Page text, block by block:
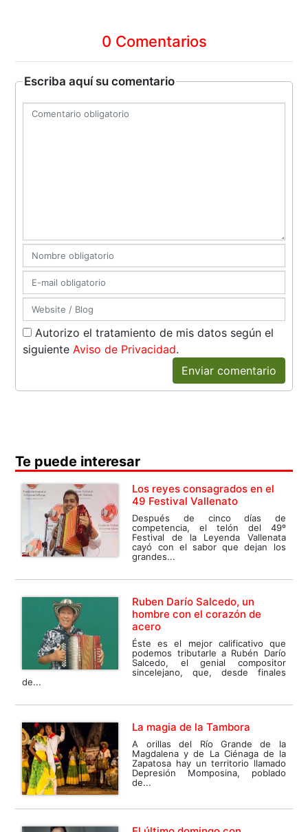
0 Comentarios
Escriba aquí su comentario
Autorizo el tratamiento de mis datos según el
siguienteAviso de Privacidad.
Enviar comentario
Te puede interesar
Los reyes consagrados en el
49 Festival Vallenato
Después de cinco días de
competencia, el telón del 49º
Festival de la Leyenda Vallenata
cayó con el sabor que dejan los
grandes...
Ruben Darío Salcedo, un
hombre con el corazón de
acero
Éste es el mejor calificativo que
podemos tributarle a Rubén Darío
Salcedo, el genial compositor
sincelejano, que, desde finales
de...
La magia de la Tambora
A orillas del Río Grande de la
Magdalena y de La Ciénaga de la
Zapatosa hay un territorio llamado
Depresión Momposina, poblado
de...